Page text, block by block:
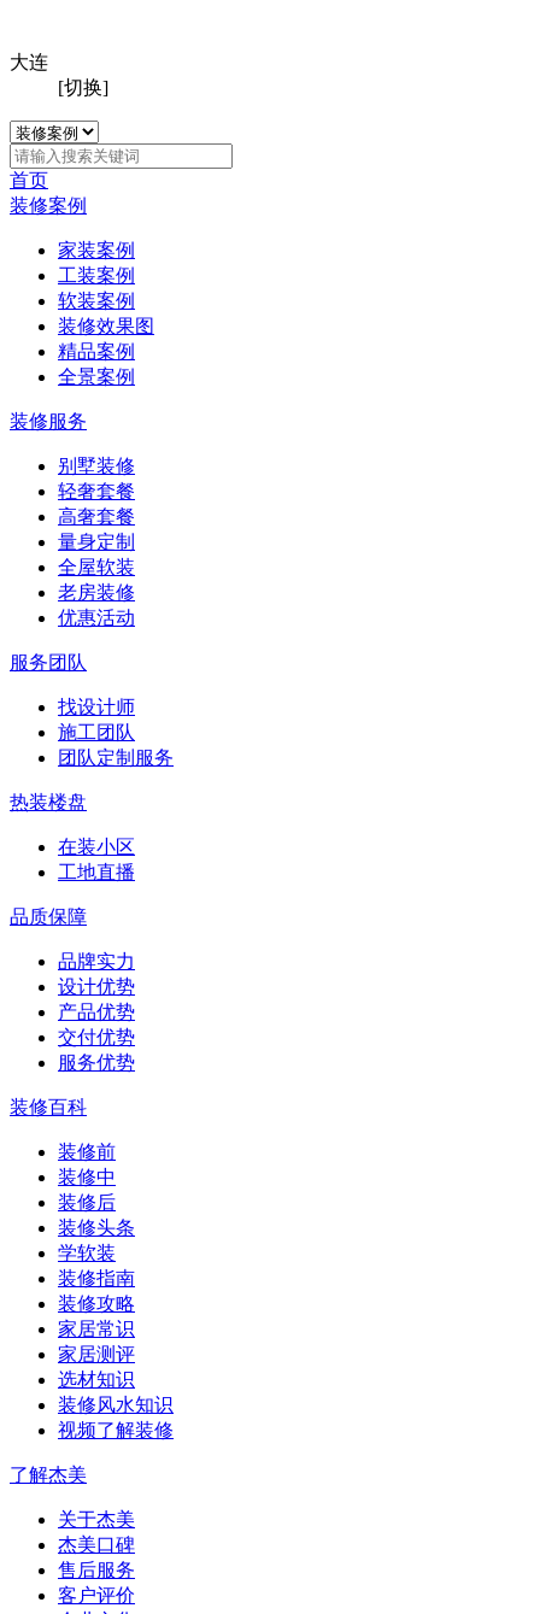
大连
[切换]
首页
装修案例
家装案例
工装案例
软装案例
装修效果图
精品案例
全景案例
装修服务
别墅装修
轻奢套餐
高奢套餐
量身定制
全屋软装
老房装修
优惠活动
服务团队
找设计师
施工团队
团队定制服务
热装楼盘
在装小区
工地直播
品质保障
品牌实力
设计优势
产品优势
交付优势
服务优势
装修百科
装修前
装修中
装修后
装修头条
学软装
装修指南
装修攻略
家居常识
家居测评
选材知识
装修风水知识
视频了解装修
了解杰美
关于杰美
杰美口碑
售后服务
客户评价